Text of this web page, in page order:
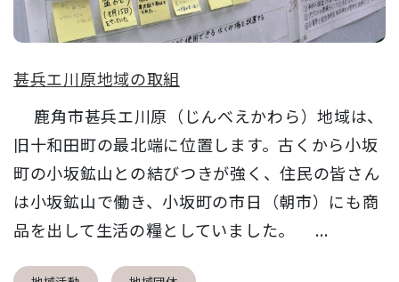
甚兵エ川原地域の取組
鹿角市甚兵エ川原（じんべえかわら）地域は、
旧十和田町の最北端に位置します。古くから小坂
町の小坂鉱山との結びつきが強く、住民の皆さん
は小坂鉱山で働き、小坂町の市日（朝市）にも商
品を出して生活の糧としていました。 ...